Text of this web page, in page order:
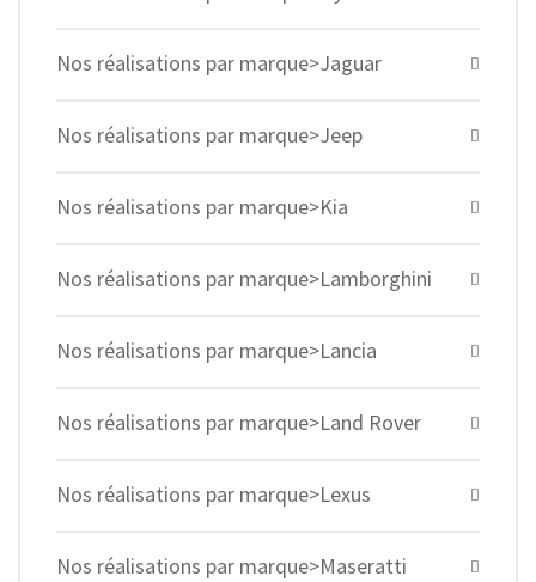
Nos réalisations par marque>Jaguar
Nos réalisations par marque>Jeep
Nos réalisations par marque>Kia
Nos réalisations par marque>Lamborghini
Nos réalisations par marque>Lancia
Nos réalisations par marque>Land Rover
Nos réalisations par marque>Lexus
Nos réalisations par marque>Maseratti